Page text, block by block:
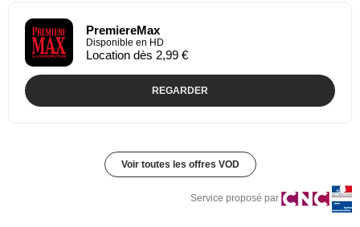
PremiereMax
Disponible en HD
Location dès 2,99 €
REGARDER
Voir toutes les offres VOD
Service proposé par